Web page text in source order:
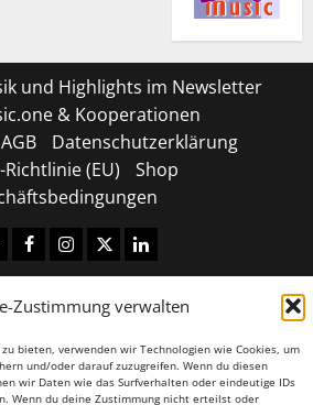
Zustimmung verwalten
bieten, verwenden wir Technologien wie Cookies, um
und/oder darauf zuzugreifen. Wenn du diesen
wir Daten wie das Surfverhalten oder eindeutige IDs
Wenn du deine Zustimmung nicht erteilst oder
und Highlights im Newsletter
& Kooperationen
Datenschutzerklärung
Richtlinie (EU)
Shop
Facebook
Instagram
X LinkedIN
rights reserved.|MoreNews
by